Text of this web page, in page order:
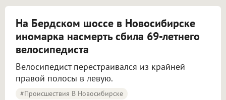
На Бердском шоссе в Новосибирске
иномарка насмерть сбила 69-летнего
велосипедиста
Велосипедист перестраивался из крайней
правой полосы в левую.
#Происшествия В Новосибирске